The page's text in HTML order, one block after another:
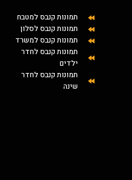
תמונות קנבס למטבח
תמונות קנבס לסלון
תמונות קנבס למשרד
תמונות קנבס לחדר
ילדים
תמונות קנבס לחדר
שינה